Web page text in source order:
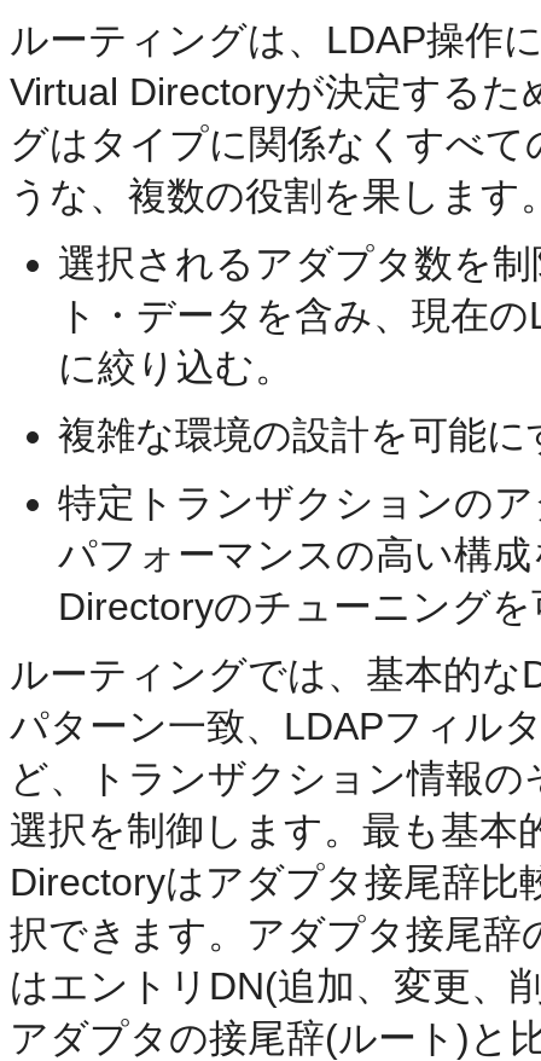
ルーティングは、LDAP操作
Virtual Directoryが決定する
グはタイプに関係なくすべ
うな、複数の役割を果します
選択されるアダプタ数を
ト・データを含み、現在
に絞り込む。
複雑な環境の設計を可能に
特定トランザクションの
パフォーマンスの高い構
Directoryのチューニング
ルーティングでは、基本的
パターン一致、LDAPフィル
ど、トランザクション情報
選択を制御します。最も基本
Directoryはアダプタ接尾辞
択できます。アダプタ接尾辞
はエントリDN(追加、変更、
アダプタの接尾辞(ルート)と